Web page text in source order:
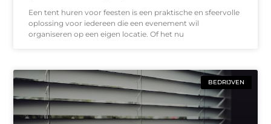
Een tent huren voor feesten is een praktische en sfeervolle
oplossing voor iedereen die een evenement wil
organiseren op een eigen locatie. Of het nu
BEDRIJVEN